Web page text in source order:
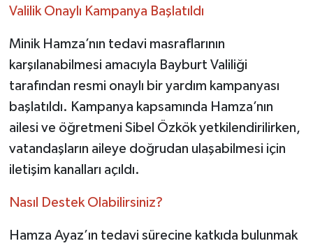
Valilik Onaylı Kampanya Başlatıldı
Minik Hamza’nın tedavi masraflarının
karşılanabilmesi amacıyla Bayburt Valiliği
tarafından resmi onaylı bir yardım kampanyası
başlatıldı. Kampanya kapsamında Hamza’nın
ailesi ve öğretmeni Sibel Özkök yetkilendirilirken,
vatandaşların aileye doğrudan ulaşabilmesi için
iletişim kanalları açıldı.
Nasıl Destek Olabilirsiniz?
Hamza Ayaz’ın tedavi sürecine katkıda bulunmak